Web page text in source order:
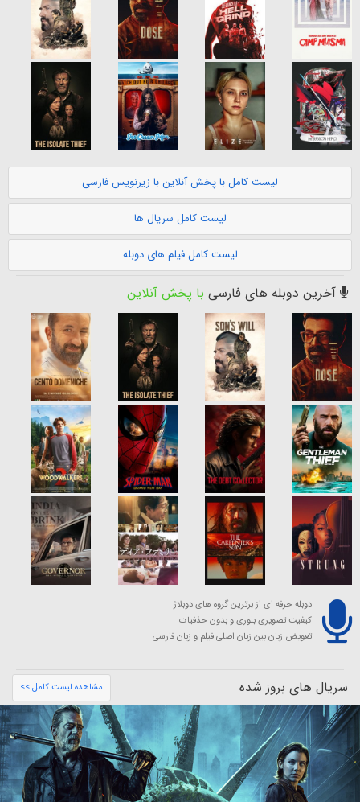
لیست کامل با پخش آنلاین با زیرنویس فارسی
لیست کامل سریال ها
لیست کامل فیلم های دوبله
آخرین دوبله های فارسی با پخش آنلاین
دوبله حرفه ای از برترین گروه های دوبلاژ
کیفیت تصویری بلوری و بدون حذفیات
تعویض زبان بین زبان اصلی فیلم و زبان فارسی
سریال های بروز شده مشاهده لیست کامل >>